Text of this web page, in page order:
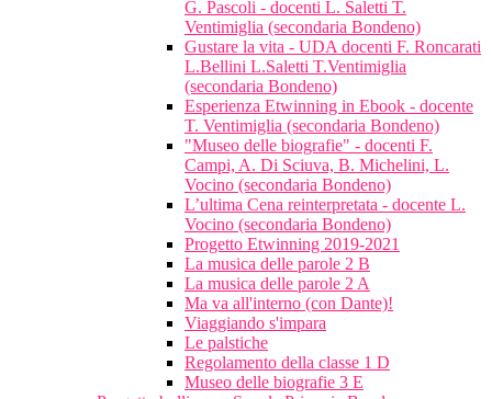
G. Pascoli - docenti L. Saletti T.
Ventimiglia (secondaria Bondeno)
Gustare la vita - UDA docenti F. Roncarati
L.Bellini L.Saletti T.Ventimiglia
(secondaria Bondeno)
Esperienza Etwinning in Ebook - docente
T. Ventimiglia (secondaria Bondeno)
"Museo delle biografie" - docenti F.
Campi, A. Di Sciuva, B. Michelini, L.
Vocino (secondaria Bondeno)
L’ultima Cena reinterpretata - docente L.
Vocino (secondaria Bondeno)
Progetto Etwinning 2019-2021
La musica delle parole 2 B
La musica delle parole 2 A
Ma va all'interno (con Dante)!
Viaggiando s'impara
Le palstiche
Regolamento della classe 1 D
Museo delle biografie 3 E